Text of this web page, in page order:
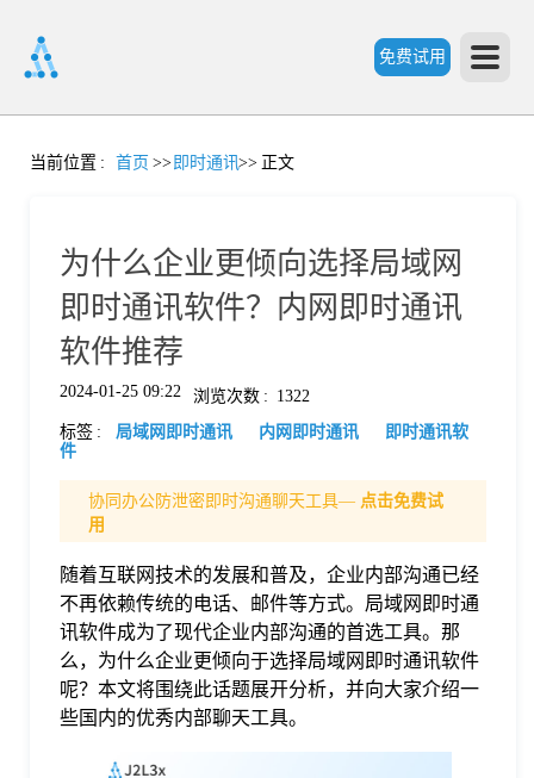
免费试用
首
价
格
常
当前位置 : 首页 >> 即时通讯>> 正文
为什么企业更倾向选择局域网
即时通讯软件？内网即时通讯
软件推荐
2024-01-25 09:22 浏览次数 : 1322
标签 : 局域网即时通讯 内网即时通讯
即时通讯软
件
协同办公防泄密即时沟通聊天工具— 点击免费试
用
随着互联网技术的发展和普及，企业内部沟通已经
不再依赖传统的电话、邮件等方式。局域网即时通
讯软件成为了现代企业内部沟通的首选工具。那
么，为什么企业更倾向于选择局域网即时通讯软件
呢？本文将围绕此话题展开分析，并向大家介绍一
些国内的优秀内部聊天工具。